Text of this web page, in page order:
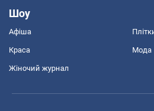
Шоу
Афіша
Краса Мода
Жіночий журнал